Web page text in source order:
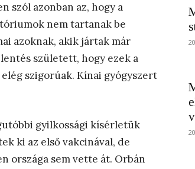
szól azonban az, hogy a
nem tartanak be
azoknak, akik jártak már
született, hogy ezek a
szigorúak. Kínai gyógyszert
gyilkossági kísérletük
ki az első vakcinával, de
országa sem vette át. Orbán